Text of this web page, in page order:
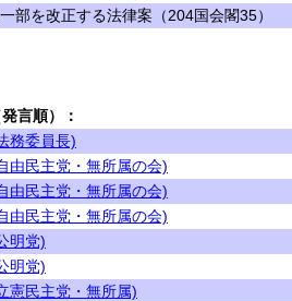
部を改正する法律案（204国会閣35）
言順）：
務委員長)
由民主党・無所属の会)
由民主党・無所属の会)
由民主党・無所属の会)
明党)
明党)
憲民主党・無所属)